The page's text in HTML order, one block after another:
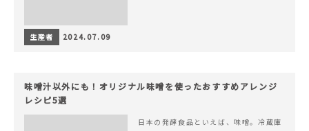
生産者 2024.07.09
味噌汁以外にも！オリジナル味噌を使ったおすすめアレンジ
レシピ5選
日本の発酵食品といえば、味噌。冷蔵庫